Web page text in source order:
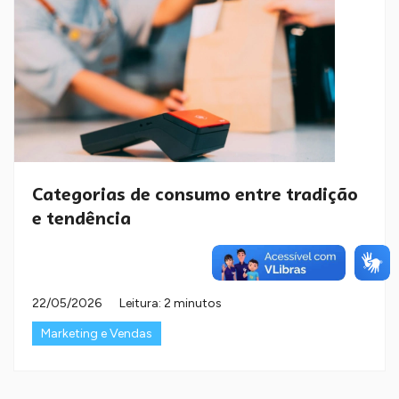
Categorias de consumo entre tradição
e tendência
22/05/2026
Leitura: 2 minutos
Marketing e Vendas